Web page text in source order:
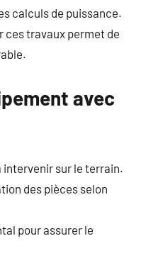
calculs de puissance.
ces travaux permet de
avec
intervenir sur le terrain.
des pièces selon
pour assurer le